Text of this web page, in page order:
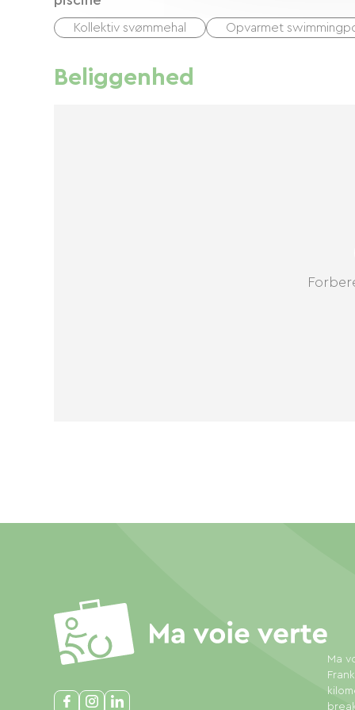
Kollektiv svømmehal Opvarmet
Beliggenhed
Ma